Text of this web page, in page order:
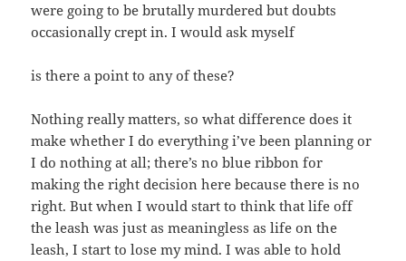
were going to be brutally murdered but doubts
occasionally crept in. I would ask myself
is there a point to any of these?
Nothing really matters, so what difference does it
make whether I do everything i’ve been planning or
I do nothing at all; there’s no blue ribbon for
making the right decision here because there is no
right. But when I would start to think that life off
the leash was just as meaningless as life on the
leash, I start to lose my mind. I was able to hold